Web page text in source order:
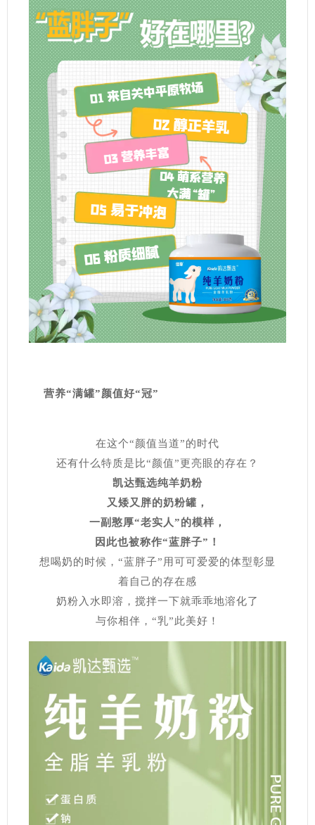
营养“满罐”颜值好“冠”
在这个“颜值当道”的时代
还有什么特质是比“颜值”更亮眼的存在？
凯达甄选纯羊奶粉
又矮又胖的奶粉罐，
一副憨厚“老实人”的模样，
因此也被称作“蓝胖子”！
想喝奶的时候，“蓝胖子”用可可爱爱的体型彰显
着自己的存在感
奶粉入水即溶，搅拌一下就乖乖地溶化了
与你相伴，“乳”此美好！